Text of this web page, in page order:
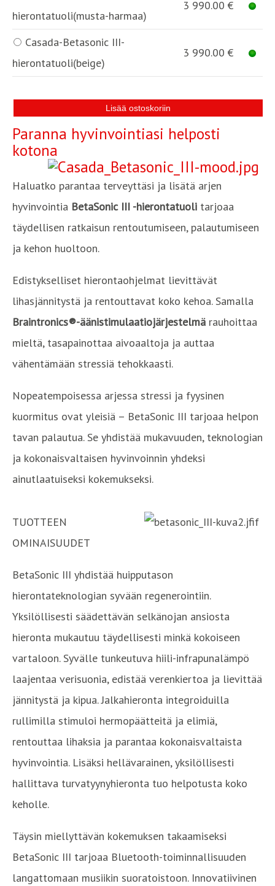
hierontatuoli(musta-harmaa)
3 990.00 €
Casada-Betasonic III-
hierontatuoli(beige)
3 990.00 €
Paranna hyvinvointiasi helposti
kotona
Haluatko parantaa terveyttäsi ja lisätä arjen
hyvinvointia BetaSonic III -hierontatuoli tarjoaa
täydellisen ratkaisun rentoutumiseen, palautumiseen
ja kehon huoltoon.
Edistykselliset hierontaohjelmat lievittävät
lihasjännitystä ja rentouttavat koko kehoa. Samalla
Braintronics®-äänistimulaatiojärjestelmä rauhoittaa
mieltä, tasapainottaa aivoaaltoja ja auttaa
vähentämään stressiä tehokkaasti.
Nopeatempoisessa arjessa stressi ja fyysinen
kuormitus ovat yleisiä – BetaSonic III tarjoaa helpon
tavan palautua. Se yhdistää mukavuuden, teknologian
ja kokonaisvaltaisen hyvinvoinnin yhdeksi
ainutlaatuiseksi kokemukseksi.
TUOTTEEN
OMINAISUUDET
BetaSonic III yhdistää huipputason
hierontateknologian syvään regenerointiin.
Yksilöllisesti säädettävän selkänojan ansiosta
hieronta mukautuu täydellisesti minkä kokoiseen
vartaloon. Syvälle tunkeutuva hiili-infrapunalämpö
laajentaa verisuonia, edistää verenkiertoa ja lievittää
jännitystä ja kipua. Jalkahieronta integroiduilla
rullimilla stimuloi hermopäätteitä ja elimiä,
rentouttaa lihaksia ja parantaa kokonaisvaltaista
hyvinvointia. Lisäksi hellävarainen, yksilöllisesti
hallittava turvatyynyhieronta tuo helpotusta koko
keholle.
Täysin miellyttävän kokemuksen takaamiseksi
BetaSonic III tarjoaa Bluetooth-toiminnallisuuden
langattomaan musiikin suoratoistoon. Innovatiivinen